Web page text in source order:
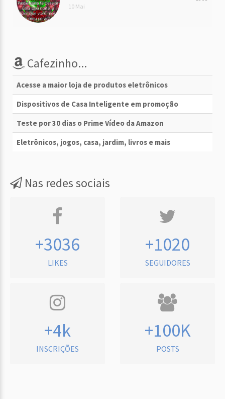
10 Mai
Cafezinho...
Acesse a maior loja de produtos eletrônicos
Dispositivos de Casa Inteligente em promoção
Teste por 30 dias o Prime Vídeo da Amazon
Eletrônicos, jogos, casa, jardim, livros e mais
Nas redes sociais
+3036
LIKES
+1020
SEGUIDORES
+4k
INSCRIÇÕES
+100K
POSTS